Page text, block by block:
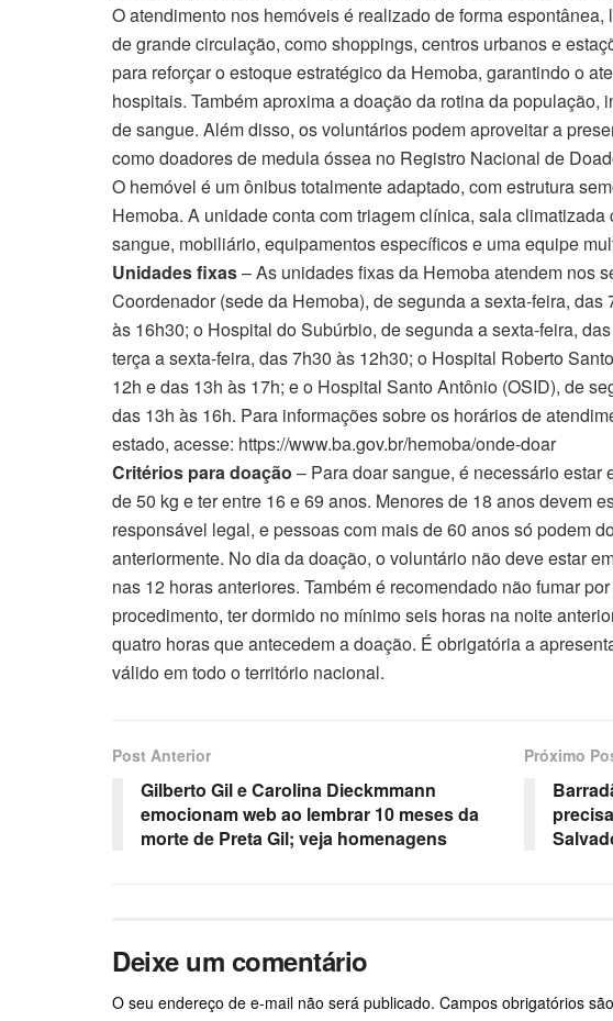
O atendimento nos hemóveis é realizado de forma
de grande circulação, como shoppings, centros urbanos e
para reforçar o estoque estratégico da Hemoba, garantindo o
hospitais. Também aproxima a doação da rotina da
de sangue. Além disso, os voluntários podem aproveitar a
como doadores de medula óssea no Registro Nacional de
O hemóvel é um ônibus totalmente adaptado, com estrutura
Hemoba. A unidade conta com triagem clínica, sala
sangue, mobiliário, equipamentos específicos e uma equipe
Unidades fixas– As unidades fixas da Hemoba atendem nos
Coordenador (sede da Hemoba), de segunda a sexta-feira,
às 16h30; o Hospital do Subúrbio, de segunda a sexta-feira,
terça a sexta-feira, das 7h30 às 12h30; o Hospital Roberto
12h e das 13h às 17h; e o Hospital Santo Antônio (OSID), de
das 13h às 16h. Para informações sobre os horários de
estado, acesse: https://www.ba.gov.br/hemoba/onde-doar
Critérios para doação – Para doar sangue, é necessário
de 50 kg e ter entre 16 e 69 anos. Menores de 18 anos devem
responsável legal, e pessoas com mais de 60 anos só podem
anteriormente. No dia da doação, o voluntário não deve estar
nas 12 horas anteriores. Também é recomendado não fumar
procedimento, ter dormido no mínimo seis horas na noite
quatro horas que antecedem a doação. É obrigatória a
válido em todo o território nacional.
Post Anterior
Gilberto Gil e Carolina Dieckmmann
emocionam web ao lembrar 10 meses da
morte de Preta Gil; veja homenagens
Próximo
Deixe um comentário
O seu endereço de e-mail não será publicado. Campos obrigatórios